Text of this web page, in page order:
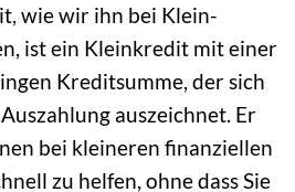
wie wir ihn bei Klein-
ist ein Kleinkredit mit einer
Kreditsumme, der sich
auszeichnet. Er
bei kleineren finanziellen
zu helfen, ohne dass Sie